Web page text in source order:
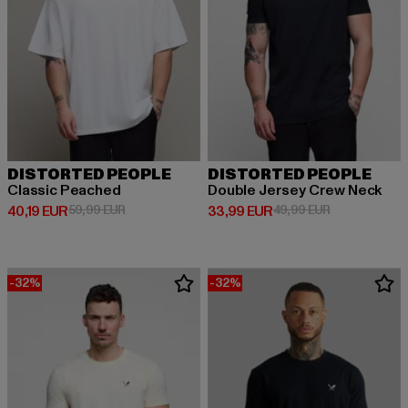
DISTORTED PEOPLE
Classic Peached
40,19 EUR
Derzeitiger Preis: 40,19 EUR
59,99 EURAktionspreis: 59,99 EUR
DISTORTED PEOPLE
Double Jersey Crew Neck
33,99 EUR
Derzeitiger Preis: 33,99 EUR
49,99 EURAktionspreis:
-32% -32%